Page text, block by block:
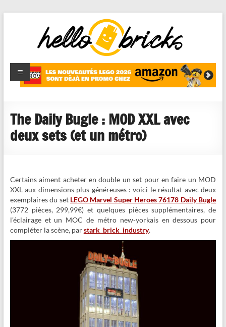
HelloBricks
Blog LEGO,
nouveaut�s
reviews
The Daily Bugle : MOD XXL avec
deux sets (et un métro)
Certains aiment acheter en double un set pour en faire un MOD
XXL aux dimensions plus généreuses : voici le résultat avec deux
exemplaires du set LEGO Marvel Super Heroes 76178 Daily Bugle
(3772 pièces, 299,99€) et quelques pièces supplémentaires, de
l’éclairage et un MOC de métro new-yorkais en dessous pour
compléter la scène, parstark_brick_industry.